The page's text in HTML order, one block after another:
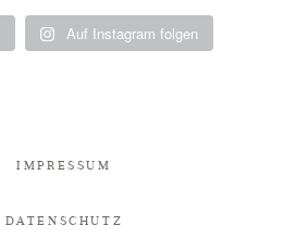
Auf Instagram folgen
IMPRESSUM
DATENSCHUTZ